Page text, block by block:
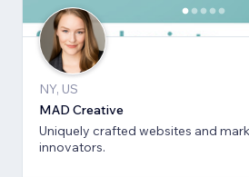
NY, US
MAD Creative
Uniquely crafted websites and
innovators.